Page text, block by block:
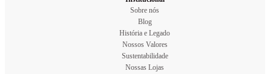
Sobre nós
Blog
História e Legado
Nossos Valores
Sustentabilidade
Nossas Lojas